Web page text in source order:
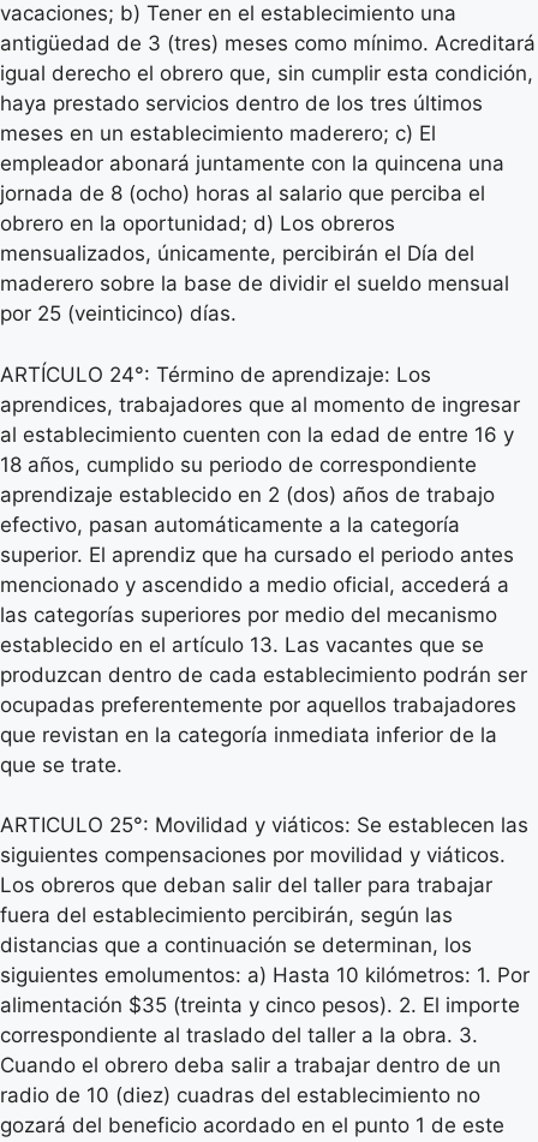
vacaciones; b) Tener en el establecimiento una
antigüedad de 3 (tres) meses como mínimo. Acreditará
igual derecho el obrero que, sin cumplir esta condición,
haya prestado servicios dentro de los tres últimos
meses en un establecimiento maderero; c) El
empleador abonará juntamente con la quincena una
jornada de 8 (ocho) horas al salario que perciba el
obrero en la oportunidad; d) Los obreros
mensualizados, únicamente, percibirán el Día del
maderero sobre la base de dividir el sueldo mensual
por 25 (veinticinco) días.
ARTÍCULO 24°: Término de aprendizaje: Los
aprendices, trabajadores que al momento de ingresar
al establecimiento cuenten con la edad de entre 16 y
18 años, cumplido su periodo de correspondiente
aprendizaje establecido en 2 (dos) años de trabajo
efectivo, pasan automáticamente a la categoría
superior. El aprendiz que ha cursado el periodo antes
mencionado y ascendido a medio oficial, accederá a
las categorías superiores por medio del mecanismo
establecido en el artículo 13. Las vacantes que se
produzcan dentro de cada establecimiento podrán ser
ocupadas preferentemente por aquellos trabajadores
que revistan en la categoría inmediata inferior de la
que se trate.
ARTICULO 25°: Movilidad y viáticos: Se establecen las
siguientes compensaciones por movilidad y viáticos.
Los obreros que deban salir del taller para trabajar
fuera del establecimiento percibirán, según las
distancias que a continuación se determinan, los
siguientes emolumentos: a) Hasta 10 kilómetros: 1. Por
alimentación $35 (treinta y cinco pesos). 2. El importe
correspondiente al traslado del taller a la obra. 3.
Cuando el obrero deba salir a trabajar dentro de un
radio de 10 (diez) cuadras del establecimiento no
gozará del beneficio acordado en el punto 1 de este